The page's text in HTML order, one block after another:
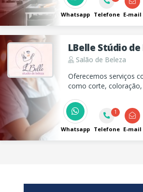
Whatsapp Telefone E-mail
LBelle Stúdio de
Salão de Beleza
Oferecemos serviços
como corte,
incrível em qualquer
Whatsapp
1
Telefone E-mail